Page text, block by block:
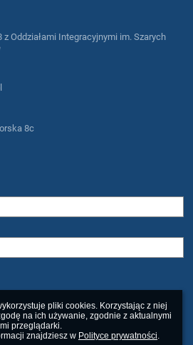
pliki cookies. Korzystając z niej
na ich używanie, zgodnie z aktualnymi
przeglądarki.
znajdziesz w Polityce prywatności.
z Oddziałami Integracyjnymi im. Szarych
8c